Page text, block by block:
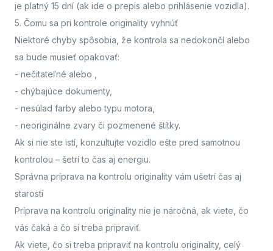
je platný 15 dní (ak ide o prepis alebo prihlásenie vozidla).
5. Čomu sa pri kontrole originality vyhnúť
Niektoré chyby spôsobia, že kontrola sa nedokončí alebo
sa bude musieť opakovať:
- nečitateľné alebo
- chýbajúce dokumenty,
- nesúlad farby alebo typu motora,
- neoriginálne zvary či pozmenené štítky.
Ak si nie ste istí, konzultujte vozidlo ešte pred samotnou
kontrolou – šetrí to čas aj energiu.
Správna príprava na kontrolu originality vám ušetrí čas aj
starosti
Príprava na kontrolu originality nie je náročná, ak viete, čo
vás čaká a čo si treba pripraviť.
Ak viete, čo si treba pripraviť na kontrolu originality, celý